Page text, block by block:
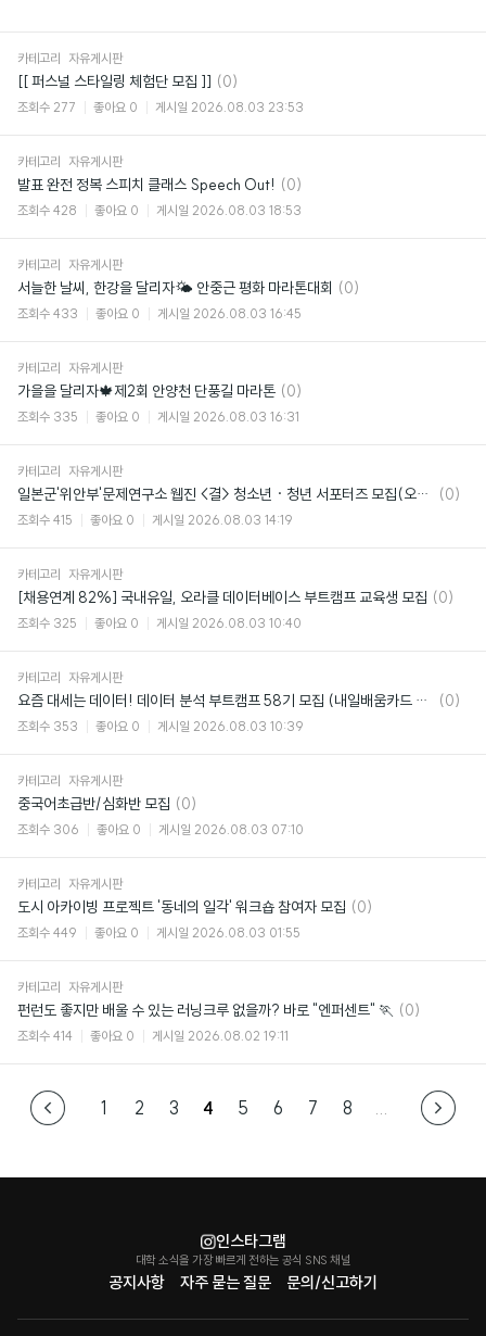
카테고리 자유게시판
[[ 퍼스널 스타일링 체험단 모집 ]] 댓
글
(0)
조회수 277 좋아요 0 게시일 2026.08.03 23:53
카테고리 자유게시판
발표 완전 정복 스피치 클래스 Speech Out! 댓
글
(0)
조회수 428 좋아요 0 게시일 2026.08.03 18:53
카테고리 자유게시판
서늘한 날씨, 한강을 달리자🌤️ 안중근 평화 마라톤대회 댓
(0)
조회수 433 좋아요 0 게시일 2026.08.03 16:45
카테고리 자유게시판
가을을 달리자🍁제2회 안양천 단풍길 마라톤 댓
글
(0)
조회수 335 좋아요 0 게시일 2026.08.03 16:31
카테고리 자유게시판
일본군'위안부'문제연구소 웹진 <결> 청소년 · 청년 서포터즈 모집(오늘마감!!)
댓
(0)
조회수 415 좋아요 0 게시일 2026.08.03 14:19
카테고리 자유게시판
[채용연계 82%] 국내유일, 오라클 데이터베이스 부트캠프 교육생 모집 댓
(0)
조회수 325 좋아요 0 게시일 2026.08.03 10:40
카테고리 자유게시판
요즘 대세는 데이터! 데이터 분석 부트캠프 58기 모집 (내일배움카드 95% 국비지원)
댓
(0)
조회수 353 좋아요 0 게시일 2026.08.03 10:39
카테고리 자유게시판
중국어초급반/심화반 모집 댓
글
(0)
조회수 306 좋아요 0 게시일 2026.08.03 07:10
카테고리 자유게시판
도시 아카이빙 프로젝트 '동네의 일각' 워크숍 참여자 모집 댓
(0)
조회수 449 좋아요 0 게시일 2026.08.03 01:55
카테고리 자유게시판
펀런도 좋지만 배울 수 있는 러닝크루 없을까? 바로 "엔퍼센트" 🏃 댓
(0)
조회수 414 좋아요 0 게시일 2026.08.02 19:11
1 2 3 4 5 6 7 8
공지사항 자주 묻는 질문 문의/신고하기
인스타그램
대학 소식을 가장 빠르게 전하는 공식 SNS 채널